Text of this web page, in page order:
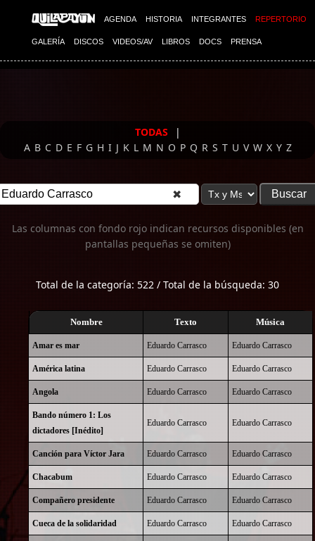
AGENDA HISTORIA INTEGRANTES REPERTORIO
GALERÍA DISCOS VIDEOS/AV LIBROS DOCS PRENSA
Imagen 01
TODAS
|
A B C D E F G H I J K L M N O P Q R S T U V W X Y Z
✖
Las columnas con fondo rojo indican recursos disponibles (en
pantallas pequeñas se omiten)
Total de la categoría: 522 / Total de la búsqueda: 30
Nombre Texto Música
Amar es mar Eduardo Carrasco Eduardo Carrasco
América latina Eduardo Carrasco Eduardo Carrasco
Angola Eduardo Carrasco Eduardo Carrasco
Bando número 1: Los
dictadores [Inédito]
Eduardo Carrasco Eduardo Carrasco
Canción para Víctor Jara Eduardo Carrasco Eduardo Carrasco
Chacabum Eduardo Carrasco Eduardo Carrasco
Compañero presidente Eduardo Carrasco Eduardo Carrasco
Cueca de la solidaridad Eduardo Carrasco Eduardo Carrasco